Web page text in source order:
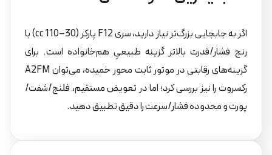
اگر به جابجایی بزرگ‌تر نیاز دارید، سری F12 پارکر (30–110 cc) با
رنج فشار/قدرت بالاتر گزینه طبیعیِ هم‌خانواده است. برای
گزینه‌های رقابتی در موتور ثابت محور خمیده، می‌توان A2FM
رکسروت را نیز بررسی کرد؛ اما در تعویض مستقیم، فلنج/شفت/
پورت و محدوده فشار/سرعت را دقیق تطبیق دهید.